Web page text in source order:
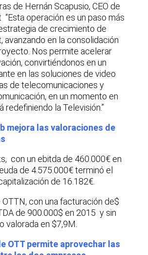
de Hernán Scapusio, CEO de
“Esta operación es un paso más
de crecimiento de
avanzando en la consolidación
Nos permite acelerar
convirtiéndonos en un
en las soluciones de video
de telecomunicaciones y
en un momento en
redefiniendo la Televisión.”
mejora las valoraciones de
con un ebitda de 460.000€ en
de 4.575.000€ terminó el
de 16.182€.
con una facturación de$
de 900.000$ en 2015 y sin
valorada en $7,9M.
OTT permite aprovechar las